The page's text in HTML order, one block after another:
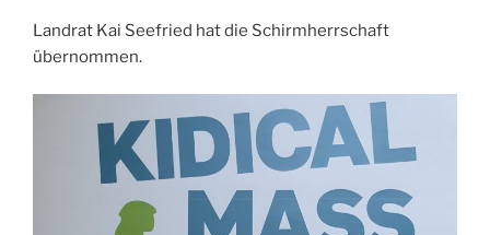
Landrat Kai Seefried hat die Schirmherrschaft
übernommen.